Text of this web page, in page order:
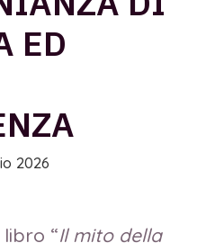
ED
2026
“Il mito della